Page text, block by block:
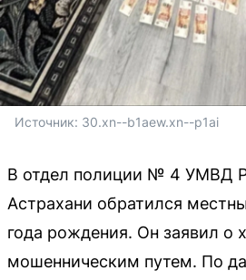
Источник: 30.xn--b1aew.xn--p1ai
В отдел полиции № 4 УМВД
Астрахани обратился
года рождения. Он заявил о
мошенническим путем. По